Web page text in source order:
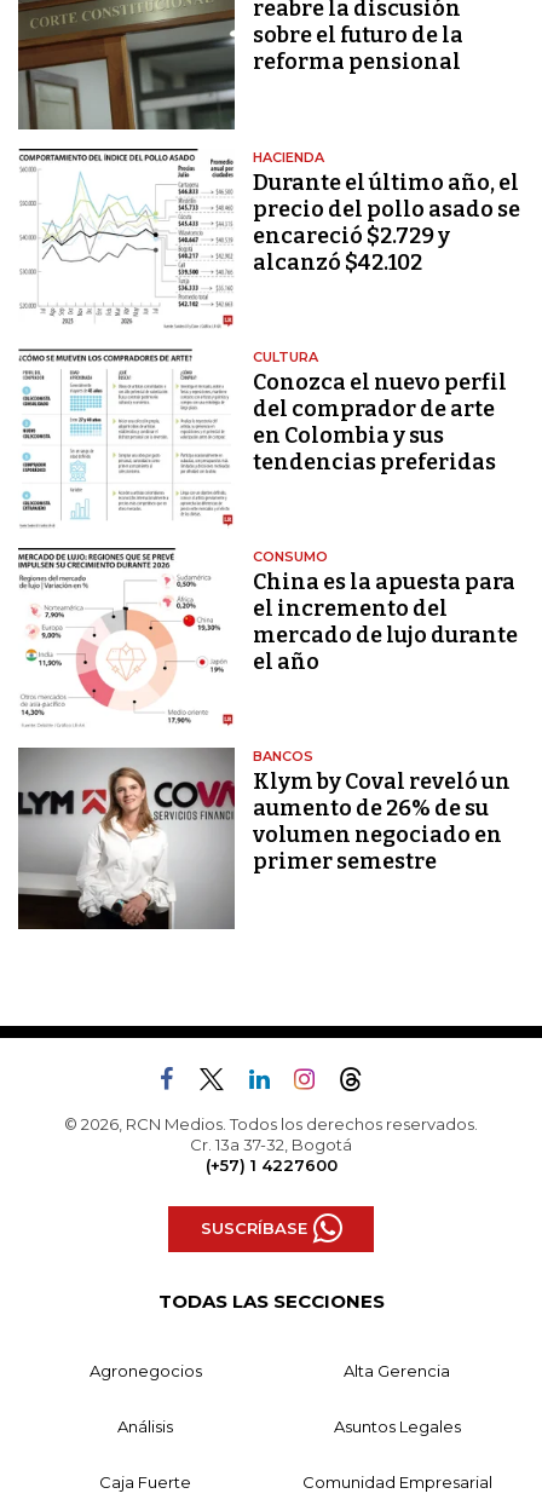
reabre la discusión
sobre el futuro de la
reforma pensional
HACIENDA
Durante el último año, el
precio del pollo asado se
encareció $2.729 y
alcanzó $42.102
CULTURA
Conozca el nuevo perfil
del comprador de arte
en Colombia y sus
tendencias preferidas
CONSUMO
China es la apuesta para
el incremento del
mercado de lujo durante
el año
BANCOS
Klym by Coval reveló un
aumento de 26% de su
volumen negociado en
primer semestre
© 2026, RCN Medios. Todos los derechos reservados.
Cr. 13a 37-32, Bogotá
(+57) 1 4227600
SUSCRÍBASE
TODAS LAS SECCIONES
Agronegocios Alta Gerencia
Análisis Asuntos Legales
Caja Fuerte Comunidad Empresarial